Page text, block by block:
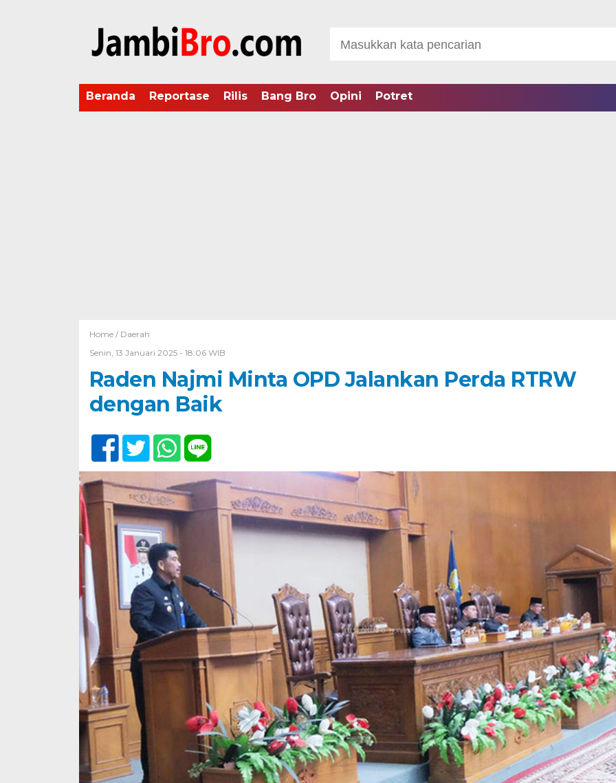
Beranda Reportase Rilis Bang Bro Opini Potret
Home / Daerah
Senin, 13 Januari 2025 - 18:06 WIB
Raden Najmi Minta OPD Jalankan Perda RTRW
dengan Baik